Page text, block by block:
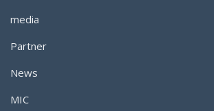
media
Partner
News
MIC